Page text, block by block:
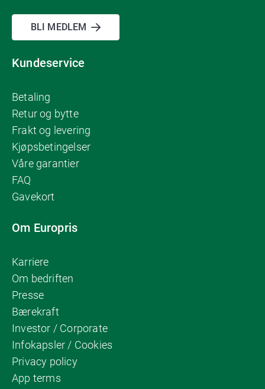
BLI MEDLEM
Kundeservice
Betaling
Retur og bytte
Frakt og levering
Kjøpsbetingelser
Våre garantier
FAQ
Gavekort
Om Europris
Karriere
Om bedriften
Presse
Bærekraft
Investor / Corporate
Infokapsler / Cookies
Privacy policy
App terms